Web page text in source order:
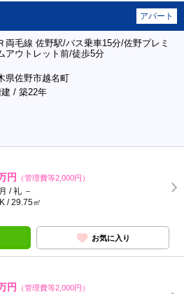
アパート
両毛線 佐野駅/バス乗車15分/佐野プレミ
アウトレット前/徒歩5分
県佐野市越名町
/ 築22年
円 （管理費等2,000円）
/ 礼 －
/ 29.75㎡
お気に入り
円 （管理費等2,000円）